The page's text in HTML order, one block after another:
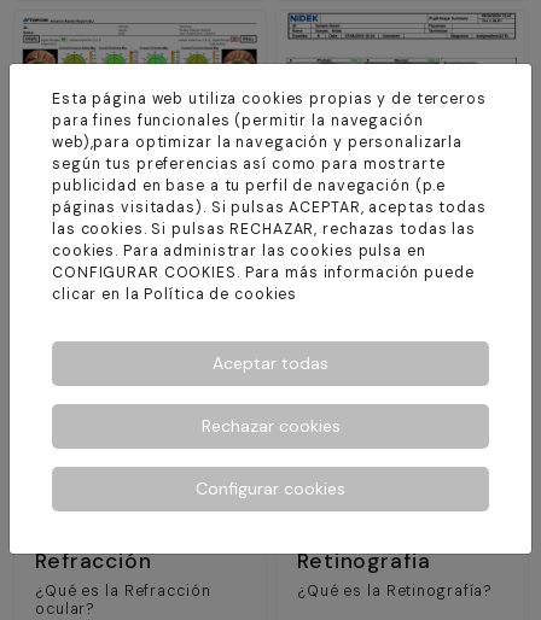
Paquimetría
corneal
¿Qué es la Paquimetría
corneal?
Pupilometría
¿Qué es la Pupilometría?
Refracción
¿Qué es la Refracción
ocular?
Retinografia
¿Qué es la Retinografía?
Esta página web utiliza cookies propias y de terceros
para fines funcionales (permitir la navegación
web),para optimizar la navegación y personalizarla
según tus preferencias así como para mostrarte
publicidad en base a tu perfil de navegación (p.e
páginas visitadas). Si pulsas ACEPTAR, aceptas todas
las cookies. Si pulsas RECHAZAR, rechazas todas las
cookies. Para administrar las cookies pulsa en
CONFIGURAR COOKIES. Para más información puede
clicar en laPolítica de cookies
Aceptar todas
Rechazar cookies
Configurar cookies